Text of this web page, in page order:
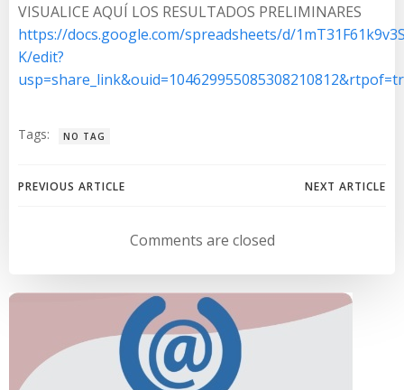
VISUALICE AQUÍ LOS RESULTADOS PRELIMINARES
https://docs.google.com/spreadsheets/d/
K/edit?
Tags: NO TAG
Navegación
entradas
PREVIOUS ARTICLE
Navegación
de
entradas
NEXT ARTICLE
Comments are closed